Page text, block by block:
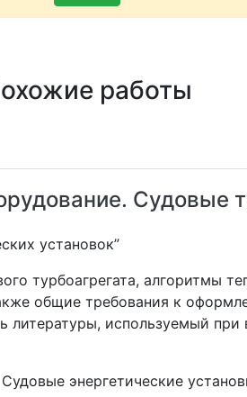
работы
установок”
турбоагрегата, алгоритмы
общие требования к
литературы, используемый
энергетические